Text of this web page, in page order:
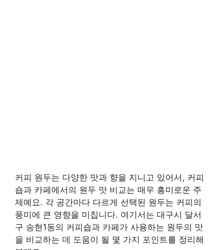
커피 원두는 다양한 맛과 향을 지니고 있어서, 커피
숍과 카페에서의 원두 맛 비교는 매우 흥미로운 주
제예요. 각 공간마다 다르게 선택된 원두는 커피의
풍미에 큰 영향을 미칩니다. 여기서는 대구시 달서
구 송현1동의 커피숍과 카페가 사용하는 원두의 맛
을 비교하는 데 도움이 될 몇 가지 포인트를 정리해